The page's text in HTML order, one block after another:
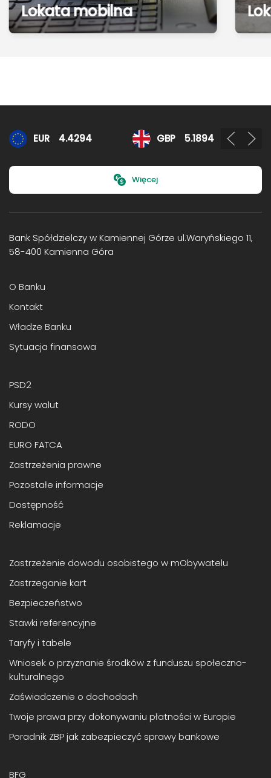
Lokata mobilna
Kursy walut
EUR 4.4294 GBP 5.1894
Więcej
Bank Spółdzielczy w Kamiennej Górze ul.Waryńskiego 11,
58-400 Kamienna Góra
O Banku
Kontakt
Władze Banku
Sytuacja finansowa
PSD2
Kursy walut
RODO
EURO FATCA
Zastrzeżenia prawne
Pozostałe informacje
Dostępność
Reklamacje
Zastrzeżenie dowodu osobistego w mObywatelu
Zastrzeganie kart
Bezpieczeństwo
Stawki referencyjne
Taryfy i tabele
Wniosek o przyznanie środków z funduszu społeczno-
kulturalnego
Zaświadczenie o dochodach
Twoje prawa przy dokonywaniu płatności w Europie
Poradnik ZBP jak zabezpieczyć sprawy bankowe
BFG